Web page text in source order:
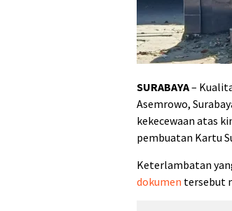
SURABAYA–
Asemrowo,
kekecewaan atas
pembuatan Kartu
Keterlambatan
dokumen tersebut